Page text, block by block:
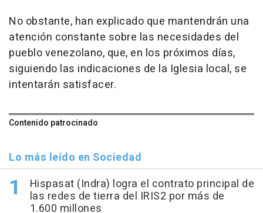
No obstante, han explicado que mantendrán una
atención constante sobre las necesidades del
pueblo venezolano, que, en los próximos días,
siguiendo las indicaciones de la Iglesia local, se
intentarán satisfacer.
Contenido patrocinado
Lo más leído en Sociedad
Hispasat (Indra) logra el contrato principal de
las redes de tierra del IRIS2 por más de
1.600 millones